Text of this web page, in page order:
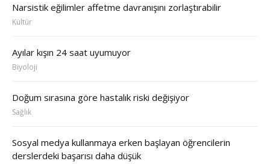
Narsistik eğilimler affetme davranışını zorlaştırabilir
Kültür
Ayılar kışın 24 saat uyumuyor
Biyoloji
Doğum sırasına göre hastalık riski değişiyor
Sağlık
Sosyal medya kullanmaya erken başlayan öğrencilerin
derslerdeki başarısı daha düşük